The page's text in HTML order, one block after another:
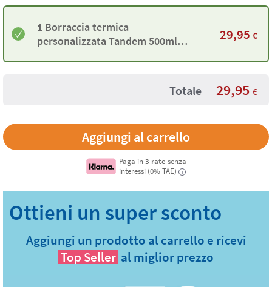
1 Borraccia termica
personalizzata Tandem 500ml
29,95 €
Totale 29,95 €
Paga in 3 rate senza
interessi (0% TAE)
i
Aggiungi un prodotto al carrello e ricevi
Top Seller al miglior prezzo